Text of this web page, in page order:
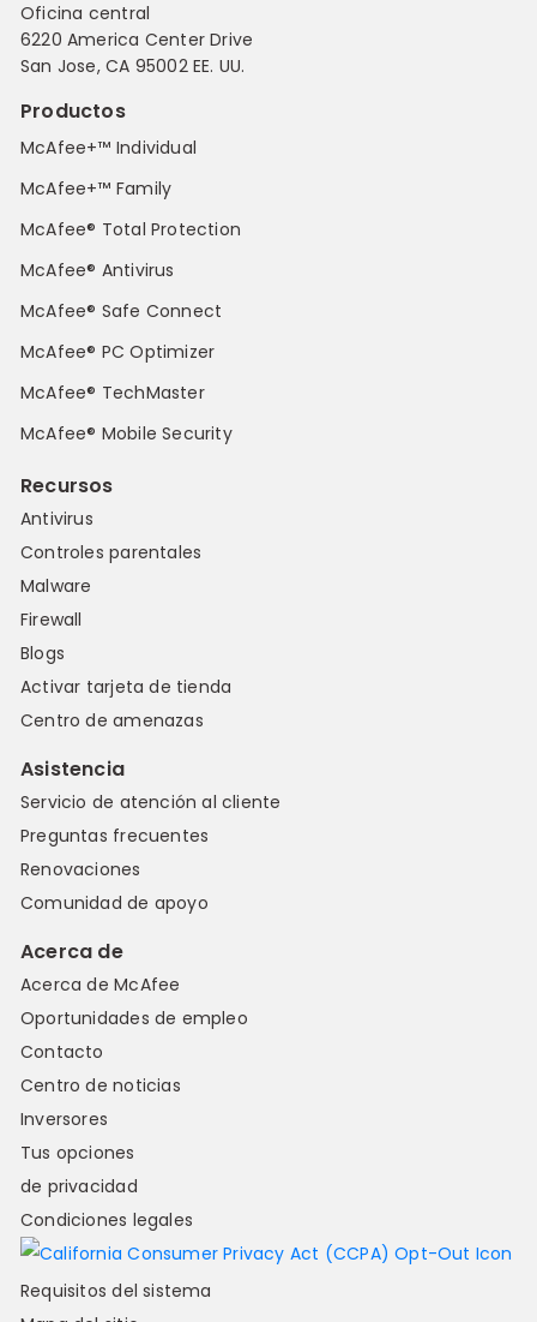
Oficina central
6220 America Center Drive
San Jose, CA 95002 EE. UU.
Productos
McAfee+™ Individual
McAfee+™ Family
McAfee® Total Protection
McAfee® Antivirus
McAfee® Safe Connect
McAfee® PC Optimizer
McAfee® TechMaster
McAfee® Mobile Security
Recursos
Antivirus
Controles parentales
Malware
Firewall
Blogs
Activar tarjeta de tienda
Centro de amenazas
Asistencia
Servicio de atención al cliente
Preguntas frecuentes
Renovaciones
Comunidad de apoyo
Acerca de
Acerca de McAfee
Oportunidades de empleo
Contacto
Centro de noticias
Inversores
Tus opciones
de privacidad
Condiciones legales
Requisitos del sistema